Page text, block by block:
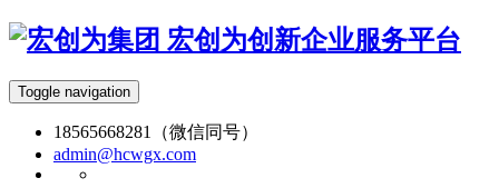
宏创为创新企业服务平台
Toggle navigation
18565668281（微信同号）
admin@hcwgx.com